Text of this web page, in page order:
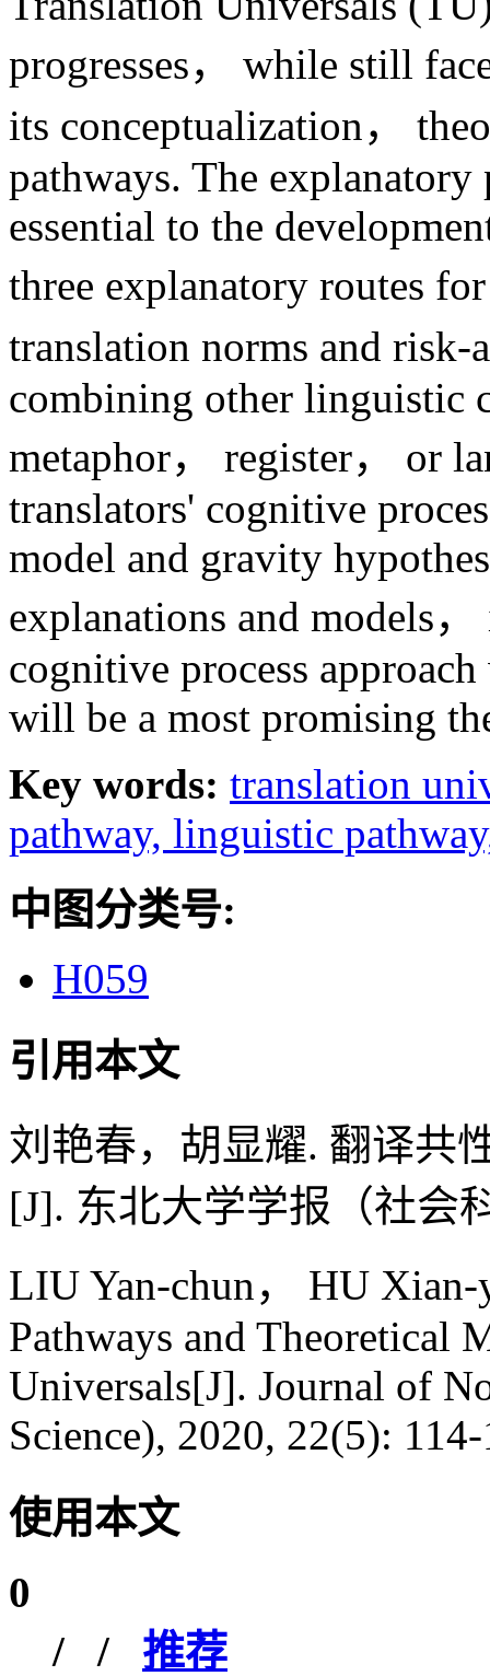
progresses， while still
its conceptualization，
pathways. The explanatory
essential to the
three explanatory routes
translation norms and
combining other linguistic
metaphor， register， or
translators' cognitive
model and gravity
explanations and models
cognitive process
will be a most promising
Key words: translation
pathway, linguistic
中图分类号:
H059
引用本文
刘艳春，胡显耀. 翻译共
[J]. 东北大学学报（社会
LIU Yan-chun， HU Xian-
Pathways and Theoretical
Universals[J]. Journal of
Science), 2020, 22(5):
使用本文
0
/ / 推荐